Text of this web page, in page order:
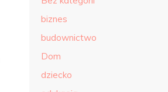
biznes
budownictwo
Dom
dziecko